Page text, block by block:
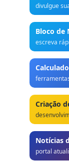
divulgue
Bloco de
escreva
Criação
Notícias
portal